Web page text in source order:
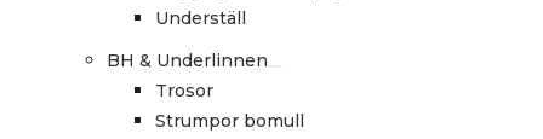
Underställ
BH & Underlinnen
Trosor
Strumpor bomull